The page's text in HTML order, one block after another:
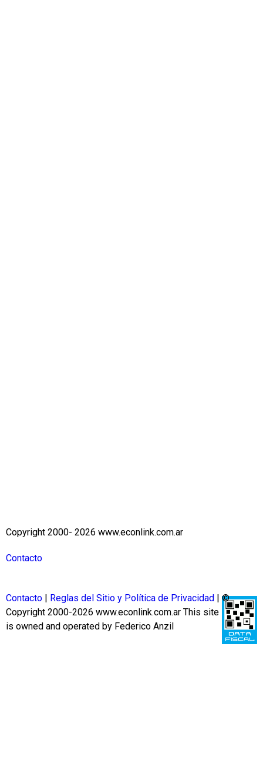
Copyright 2000- 2026 www.econlink.com.ar
Contacto
Contacto Reglas del Sitio y Política de Privacidad
| ©
Copyright 2000-2026 www.econlink.com.ar This site
is owned and operated by Federico Anzil